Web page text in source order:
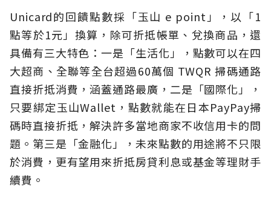
Unicard的回饋點數採「玉山 e point」，以「1
點等於1元」換算，除可折抵帳單、兌換商品，還
具備有三大特色：一是「生活化」，點數可以在四
大超商、全聯等全台超過60萬個 TWQR 掃碼通路
直接折抵消費，涵蓋通路最廣，二是「國際化」，
只要綁定玉山Wallet，點數就能在日本PayPay掃
碼時直接折抵，解決許多當地商家不收信用卡的問
題。第三是「金融化」，未來點數的用途將不只限
於消費，更有望用來折抵房貸利息或基金等理財手
續費。